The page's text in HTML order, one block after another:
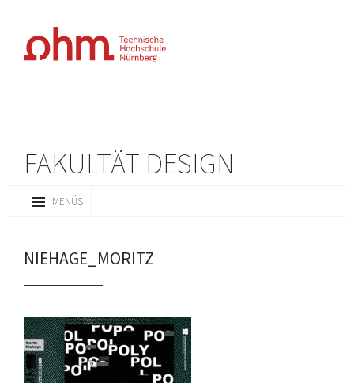
FAKULTÄT DESIGN
MENÜS
INHALT
NIEHAGE_MORITZ